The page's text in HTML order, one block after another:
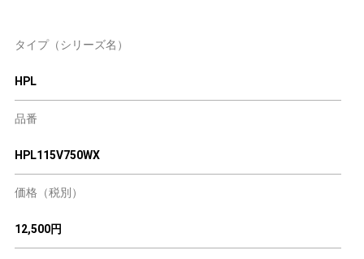
タイプ（シリーズ名）
HPL
品番
HPL115V750WX
価格（税別）
12,500円